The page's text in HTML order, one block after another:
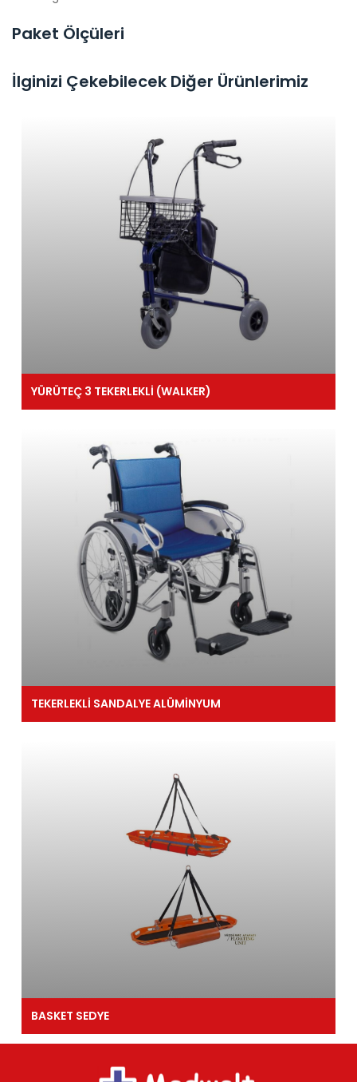
Paket Ölçüleri
İlginizi Çekebilecek Diğer Ürünlerimiz
YÜRÜTEÇ 3 TEKERLEKLİ (WALKER)
TEKERLEKLİ SANDALYE ALÜMİNYUM
BASKET SEDYE